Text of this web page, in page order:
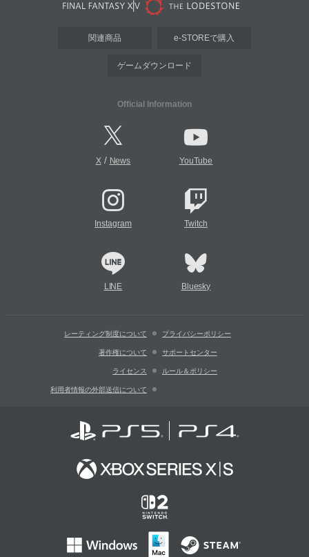
関連商品 e-STOREで購入
ゲームダウンロード
Official Information
X/ News YouTube
Instagram Twitch
LINE Bluesky
レーティング制度について プライバシーポリシー
著作権について サポートセンター
ライセンス ルール＆ポリシー
利用者情報の外部送信について